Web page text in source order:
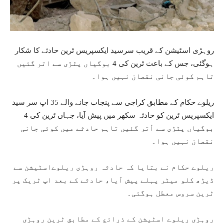
روہڑی اسٹیشن کے قریب سرسید ایکسپریس ٹرین حادثے کا شکار
ہوگئی، جس کے باعث ٹرین کی 4 بوگیاں پٹڑی سے اتر گئیں
تاہم کوئی جانی نقصان نہیں ہوا۔
ریلوے حکام کے مطابق کراچی سے پنجاب جانے والے 35 اپ سر سید
ایکسپریس ٹرین کو حادثہ سکھر میں پیش آیا، جہاں ٹرین کی 4
بوگیاں پٹڑی سے اُتر گئیں تاہم حادثے میں کوئی جانی
نقصان نہیں ہوا۔
ریلوے حکام نے بتایا کہ حادثہ روہڑی ریلوےاسٹیشن سے
ڈیڑھ کلو میٹر پہلے پیش آیا، حادثے کے بعد اپ ٹریک پر
ٹرین سروس معطل ہوگئی۔
روہڑی ریلوے اسٹیشن کے ذرائع کے مطابق ٹرین روہڑی